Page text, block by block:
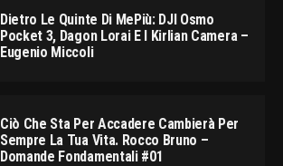
Dietro Le Quinte Di MePiù: DJI Osmo
Pocket 3, Dagon Lorai E I Kirlian Camera –
Eugenio Miccoli
Ciò Che Sta Per Accadere Cambierà Per
Sempre La Tua Vita. Rocco Bruno –
Domande Fondamentali #01